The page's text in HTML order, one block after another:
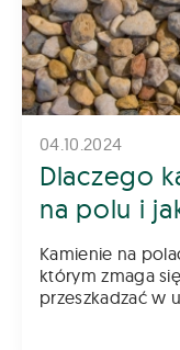
04.10.2024
Dlaczego
na polu i
Kamienie na
którym zmaga
przeszkadzać w